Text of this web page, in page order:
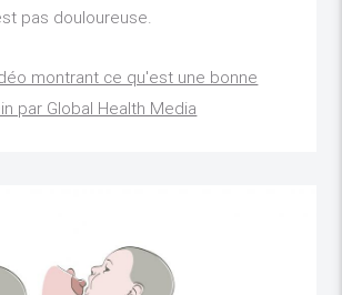
pas douloureuse.
montrant ce qu'est une bonne
par Global Health Media